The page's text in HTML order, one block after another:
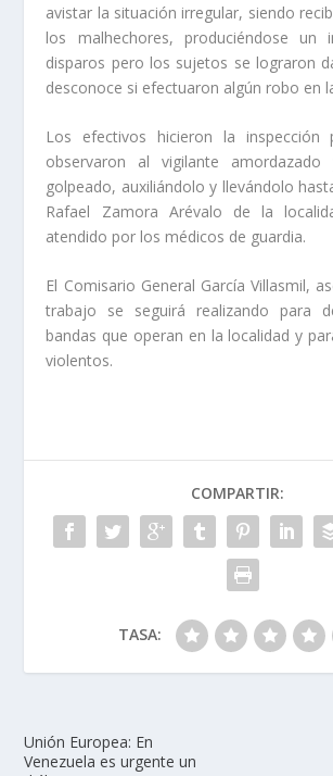
avistar la situación irregular, siendo
los malhechores, produciéndose un
disparos pero los sujetos se lograron
desconoce si efectuaron algún robo en
Los efectivos hicieron la
observaron al vigilante amordazado
golpeado, auxiliándolo y llevándolo
Rafael Zamora Arévalo de la
atendido por los médicos de guardia.
El Comisario General García Villasmil,
trabajo se seguirá realizando para
bandas que operan en la localidad y
violentos.
COMPARTIR:
TASA:
Unión Europea: En
Venezuela es urgente un